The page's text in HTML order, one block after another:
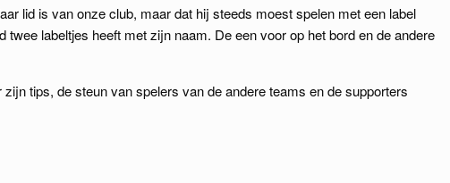
lid is van onze club, maar dat hij steeds moest spelen met een label
labeltjes heeft met zijn naam. De een voor op het bord en de andere
tips, de steun van spelers van de andere teams en de supporters